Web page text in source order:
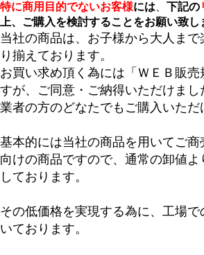
特に商用目的でないお客様には、 下記の
上、ご購入を検討することをお願い致し
当社の商品は、お子様から大人まで
り揃えております。
お買い求め頂く為には「ＷＥＢ販売
すが、ご同意・ご納得いただけまし
業者の方のどなたでもご購入いただ
基本的には当社の商品を用いてご
向けの商品ですので、通常の卸値よ
しております。
その低価格を実現する為に、工場
いております。